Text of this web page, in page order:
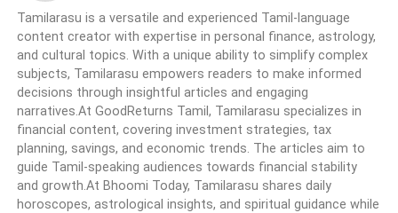
Tamilarasu is a versatile and experienced Tamil-language
content creator with expertise in personal finance, astrology,
and cultural topics. With a unique ability to simplify complex
subjects, Tamilarasu empowers readers to make informed
decisions through insightful articles and engaging
narratives.At GoodReturns Tamil, Tamilarasu specializes in
financial content, covering investment strategies, tax
planning, savings, and economic trends. The articles aim to
guide Tamil-speaking audiences towards financial stability
and growth.At Bhoomi Today, Tamilarasu shares daily
horoscopes, astrological insights, and spiritual guidance while